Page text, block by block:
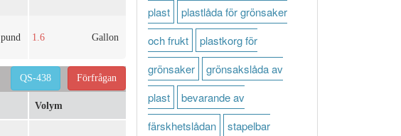
pund 1.6 Gallon
Förfrågan
QS-438
Volym
plast
plastlåda för grönsaker
och frukt
plastkorg för
grönsaker
grönsakslåda av
plast
bevarande av
färskhetslådan
stapelbar